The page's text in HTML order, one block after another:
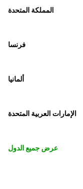
المملكة المتحدة
فرنسا
ألمانيا
الإمارات العربية المتحدة
عرض جميع الدول